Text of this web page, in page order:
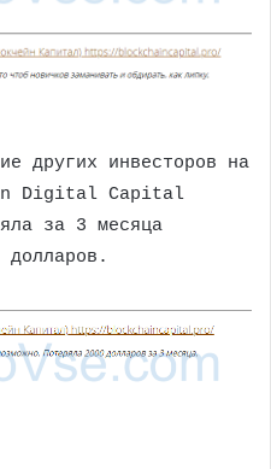
других инвесторов на
Digital Capital
за 3 месяца
долларов.